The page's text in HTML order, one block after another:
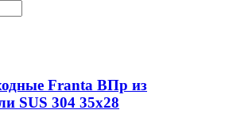
Franta ВПр из
SUS 304 35х28